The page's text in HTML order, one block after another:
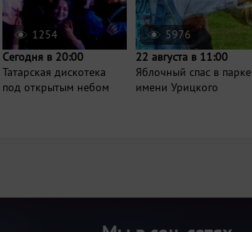
1254
Сегодня в 20:00
Татарская дискотека
под открытым небом
5976
22 августа в 11:00
Яблочный спас в парке
имени Урицкого